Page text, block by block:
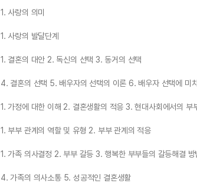
1. 사랑의 의미
1. 사랑의 발달단계
1. 결혼의 대안 2. 독신의 선택 3. 동거의 선택
4. 결혼의 선택 5. 배우자의 선택의 이론 6. 배우자 선택에 미
1. 가정에 대한 이해 2. 결혼생활의 적응 3. 현대사회에서의 부
1. 부부 관계의 역할 및 유형 2. 부부 관계의 적응
1. 가족 의사결정 2. 부부 갈등 3. 행복한 부부들의 갈등해결 방
4. 가족의 의사소통 5. 성공적인 결혼생활